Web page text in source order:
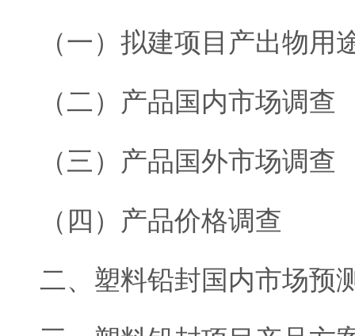
（一）拟建项目产出物用
（二）产品国内市场调查
（三）产品国外市场调查
（四）产品价格调查
二、塑料铅封国内市场预